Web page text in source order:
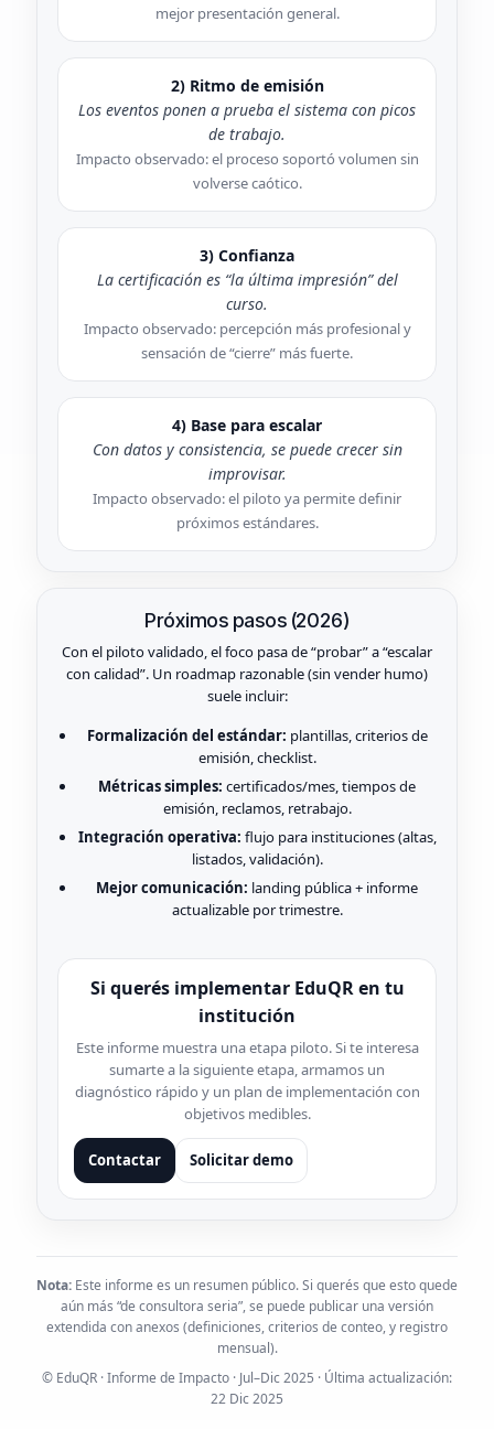
mejor presentación general.
2) Ritmo de emisión
Los eventos ponen a prueba el sistema con picos
de trabajo.
Impacto observado: el proceso soportó volumen sin
volverse caótico.
3) Confianza
La certificación es “la última impresión” del
curso.
Impacto observado: percepción más profesional y
sensación de “cierre” más fuerte.
4) Base para escalar
Con datos y consistencia, se puede crecer sin
improvisar.
Impacto observado: el piloto ya permite definir
próximos estándares.
Próximos pasos (2026)
Con el piloto validado, el foco pasa de “probar” a “escalar
con calidad”. Un roadmap razonable (sin vender humo)
suele incluir:
Formalización del estándar: plantillas, criterios de
emisión, checklist.
Métricas simples: certificados/mes, tiempos de
emisión, reclamos, retrabajo.
Integración operativa: flujo para instituciones (altas,
listados, validación).
Mejor comunicación: landing pública + informe
actualizable por trimestre.
Si querés implementar EduQR en tu
institución
Este informe muestra una etapa piloto. Si te interesa
sumarte a la siguiente etapa, armamos un
diagnóstico rápido y un plan de implementación con
objetivos medibles.
Contactar Solicitar demo
Nota: Este informe es un resumen público. Si querés que esto quede
aún más “de consultora seria”, se puede publicar una versión
extendida con anexos (definiciones, criterios de conteo, y registro
mensual).
© EduQR · Informe de Impacto · Jul–Dic 2025 · Última actualización:
22 Dic 2025